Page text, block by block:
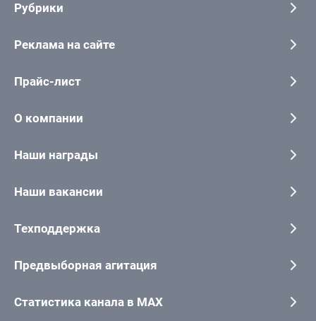
Рубрики
Реклама на сайте
Прайс-лист
О компании
Наши награды
Наши вакансии
Техподдержка
Предвыборная агитация
Статистика канала в MAX